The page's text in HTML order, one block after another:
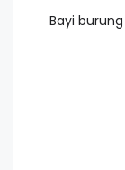
Bayi